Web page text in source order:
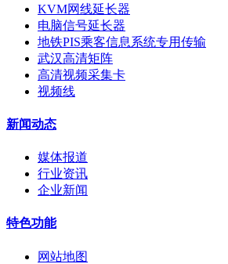
KVM网线延长器
电脑信号延长器
地铁PIS乘客信息系统专用传输
武汉高清矩阵
高清视频采集卡
视频线
新闻动态
媒体报道
行业资讯
企业新闻
特色功能
网站地图